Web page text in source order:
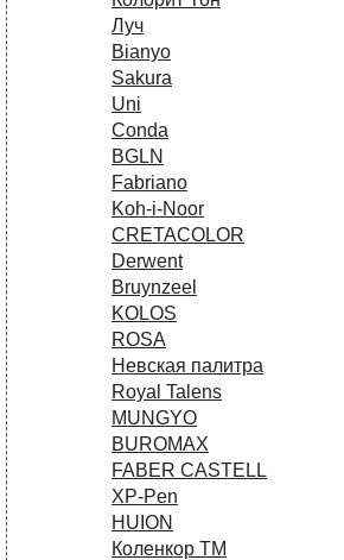
Луч
Bianyo
Sakura
Uni
Conda
BGLN
Fabriano
Koh-i-Noor
CRETACOLOR
Derwent
Bruynzeel
KOLOS
ROSA
Невская палитра
Royal Talens
MUNGYO
BUROMAX
FABER CASTELL
XP-Pen
HUION
Коленкор ТМ